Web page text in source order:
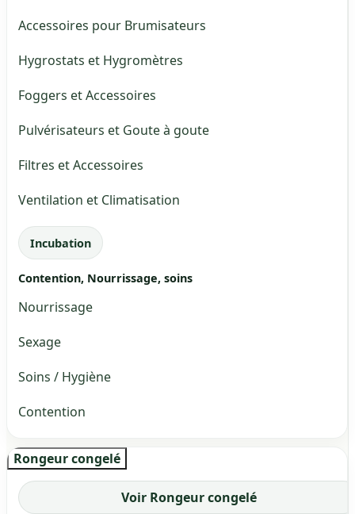
Accessoires pour Brumisateurs
Hygrostats et Hygromètres
Foggers et Accessoires
Pulvérisateurs et Goute à goute
Filtres et Accessoires
Ventilation et Climatisation
Incubation
Contention, Nourrissage, soins
Nourrissage
Sexage
Soins / Hygiène
Contention
Rongeur congelé
Voir Rongeur congelé